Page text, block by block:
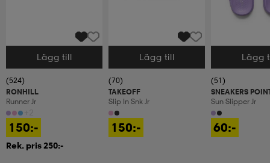
Välj storlek
Lägg till
(524)
RONHILL
Runner Jr
150:-
Rek. pris 250:-
Välj storlek
Lägg till
(70)
TAKEOFF
Slip In Snk Jr
150:-
Välj storlek
Lägg
(51)
SNEAKERS
Sun Slipper Jr
60:-